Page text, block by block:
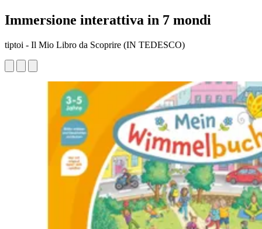
Immersione interattiva in 7 mondi
tiptoi - Il Mio Libro da Scoprire (IN TEDESCO)